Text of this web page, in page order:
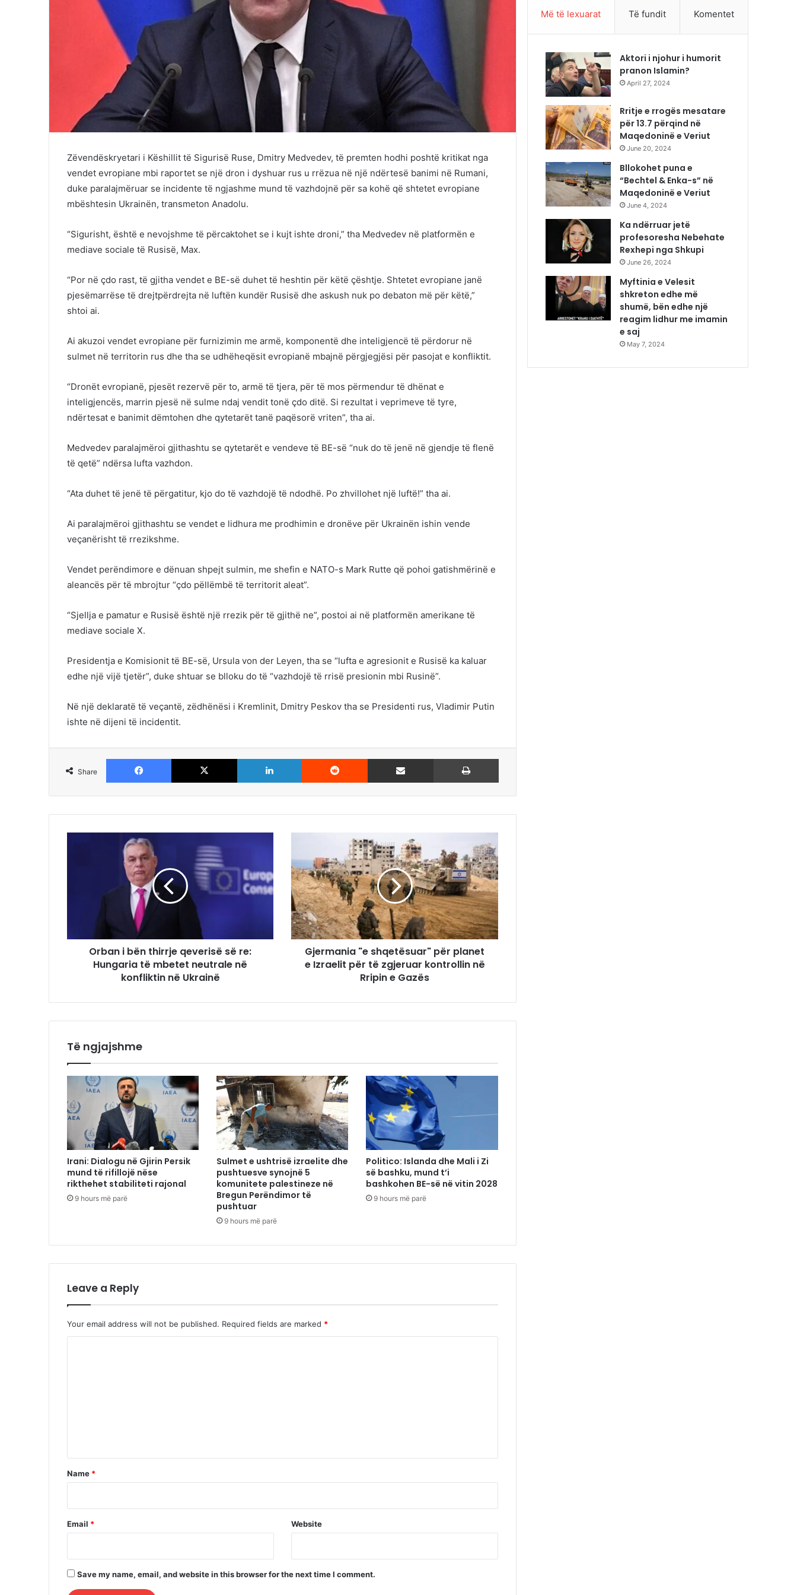
Zëvendëskryetari i Këshillit të Sigurisë Ruse, Dmitry Medvedev, të premten hodhi poshtë kritikat nga
vendet evropiane mbi raportet se një dron i dyshuar rus u rrëzua në një ndërtesë banimi në Rumani,
duke paralajmëruar se incidente të ngjashme mund të vazhdojnë për sa kohë që shtetet evropiane
mbështesin Ukrainën, transmeton Anadolu.
“Sigurisht, është e nevojshme të përcaktohet se i kujt ishte droni,” tha Medvedev në platformën e
mediave sociale të Rusisë, Max.
“Por në çdo rast, të gjitha vendet e BE-së duhet të heshtin për këtë çështje. Shtetet evropiane janë
pjesëmarrëse të drejtpërdrejta në luftën kundër Rusisë dhe askush nuk po debaton më për këtë,”
shtoi ai.
Ai akuzoi vendet evropiane për furnizimin me armë, komponentë dhe inteligjencë të përdorur në
sulmet në territorin rus dhe tha se udhëheqësit evropianë mbajnë përgjegjësi për pasojat e konfliktit.
“Dronët evropianë, pjesët rezervë për to, armë të tjera, për të mos përmendur të dhënat e
inteligjencës, marrin pjesë në sulme ndaj vendit tonë çdo ditë. Si rezultat i veprimeve të tyre,
ndërtesat e banimit dëmtohen dhe qytetarët tanë paqësorë vriten”, tha ai.
Medvedev paralajmëroi gjithashtu se qytetarët e vendeve të BE-së “nuk do të jenë në gjendje të flenë
të qetë” ndërsa lufta vazhdon.
“Ata duhet të jenë të përgatitur, kjo do të vazhdojë të ndodhë. Po zhvillohet një luftë!” tha ai.
Ai paralajmëroi gjithashtu se vendet e lidhura me prodhimin e dronëve për Ukrainën ishin vende
veçanërisht të rrezikshme.
Vendet perëndimore e dënuan shpejt sulmin, me shefin e NATO-s Mark Rutte që pohoi gatishmërinë e
aleancës për të mbrojtur “çdo pëllëmbë të territorit aleat”.
“Sjellja e pamatur e Rusisë është një rrezik për të gjithë ne”, postoi ai në platformën amerikane të
mediave sociale X.
Presidentja e Komisionit të BE-së, Ursula von der Leyen, tha se “lufta e agresionit e Rusisë ka kaluar
edhe një vijë tjetër”, duke shtuar se blloku do të “vazhdojë të rrisë presionin mbi Rusinë”.
Në një deklaratë të veçantë, zëdhënësi i Kremlinit, Dmitry Peskov tha se Presidenti rus, Vladimir Putin
ishte në dijeni të incidentit.
Share
Facebook X LinkedIn Reddit Share via Email
Orban i bën thirrje qeverisë së re:
Hungaria të mbetet neutrale në
konfliktin në Ukrainë
Gjermania "e shqetësuar" për planet
e Izraelit për të zgjeruar kontrollin në
Rripin e Gazës
Të ngjajshme
Irani: Dialogu në Gjirin Persik
mund të rifillojë nëse
rikthehet stabiliteti rajonal
9 hours më parë
Sulmet e ushtrisë izraelite dhe
pushtuesve synojnë 5
komunitete palestineze në
Bregun Perëndimor të
pushtuar
9 hours më parë
Politico: Islanda dhe Mali i Zi
së bashku, mund t’i
bashkohen BE-së në vitin 2028
9 hours më parë
Leave a Reply
Your email address will not be published. Required fields are marked *
*
Name *
Email * Website
Save my name, email, and website in this browser for the next time I comment.
Më të lexuarat Të fundit Komentet
Aktori i njohur i humorit
pranon Islamin?
April 27, 2024
Rritje e rrogës mesatare
për 13.7 përqind në
Maqedoninë e Veriut
June 20, 2024
Bllokohet puna e
“Bechtel & Enka-s” në
Maqedoninë e Veriut
June 4, 2024
Ka ndërruar jetë
profesoresha Nebehate
Rexhepi nga Shkupi
June 26, 2024
Myftinia e Velesit
shkreton edhe më
shumë, bën edhe një
reagim lidhur me imamin
e saj
May 7, 2024